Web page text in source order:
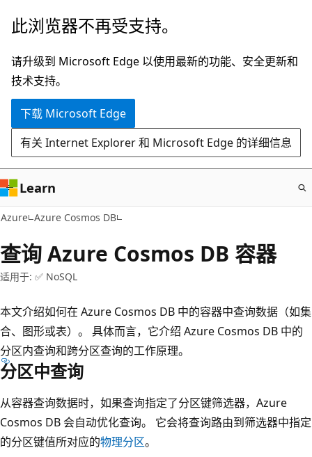
跳
主
要
内
此浏览器不再受支持。
请升级到 Microsoft Edge 以使用最新的功能、安全更新和
技术支持。
下载 Microsoft Edge
有关 Internet Explorer 和 Microsoft Edge 的详细信息
Learn
Azure Azure Cosmos DB
查询 Azure Cosmos DB 容器
适用于: ✅ NoSQL
本文介绍如何在 Azure Cosmos DB 中的容器中查询数据（如集
合、图形或表）。 具体而言，它介绍 Azure Cosmos DB 中的
分区内查询和跨分区查询的工作原理。
分区中查询
从容器查询数据时，如果查询指定了分区键筛选器，Azure
Cosmos DB 会自动优化查询。 它会将查询路由到筛选器中指定
的分区键值所对应的物理分区。